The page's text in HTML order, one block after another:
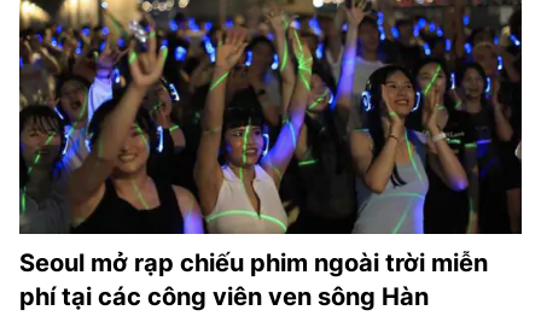
Seoul mở rạp chiếu phim ngoài trời miễn
phí tại các công viên ven sông Hàn